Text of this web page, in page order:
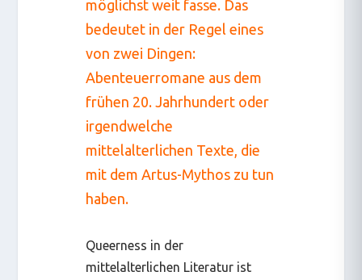
möglichst weit fasse. Das
bedeutet in der Regel eines
von zwei Dingen:
Abenteuerromane aus dem
frühen 20. Jahrhundert oder
irgendwelche
mittelalterlichen Texte, die
mit dem Artus-Mythos zu tun
haben.
Queerness in der
mittelalterlichen Literatur ist